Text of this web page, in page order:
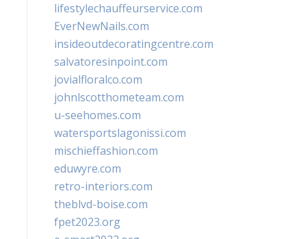
lifestylechauffeurservice.com
EverNewNails.com
insideoutdecoratingcentre.com
salvatoresinpoint.com
jovialfloralco.com
johnlscotthometeam.com
u-seehomes.com
watersportslagonissi.com
mischieffashion.com
eduwyre.com
retro-interiors.com
theblvd-boise.com
fpet2023.org